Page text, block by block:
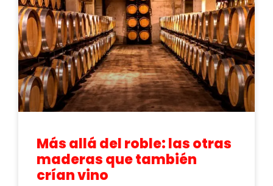
Más allá del roble: las otras
maderas que también
crían vino